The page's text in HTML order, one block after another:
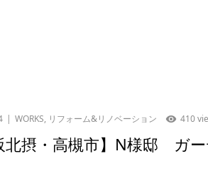
WORKS, リフォーム&リノベーション 410
北摂・高槻市】N様邸 ガ